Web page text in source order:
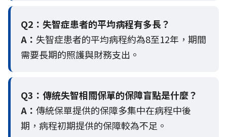
Q2： 失智症患者的平均病程有多長？
A： 失智症患者的平均病程約為8至12年，期間
需要長期的照護與財務支出。
Q3： 傳統失智相關保單的保障盲點是什麼？
A： 傳統保單提供的保障多集中在病程中後
期，病程初期提供的保障較為不足。